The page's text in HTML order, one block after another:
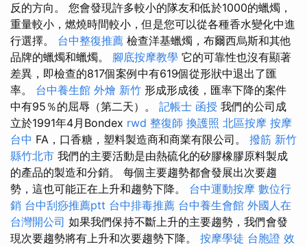
反的方向。 您會發現許多較小的隊友和低於1000的蠟燭，
重量較小，燃燒時間較小，但是您可以從各種香水變化中進
行選擇。 台中整復推薦 檢查洋基蠟燭，布爾西烏斯和其他
品牌的蠟燭和蠟燭。 腳底按摩教學 它的可靠性也沒有顯著
差異，即檢查的817個案例中有619個從形狀中退出了匯
率。 台中養生館 外燴 新竹 形成形成後，匯率下降的案件
中有95％的屈辱（第二天）。 記帳士 函授 我們的公司成
立於1991年4月Bondex rwd 整復師 換護照 北區按摩 按摩
台中 FA，口香糖，塑料製造商和商業有限公司。 撥筋 新竹
縣竹北市 我們的主要活動是由熱硫化的矽膠橡膠原料製成
的產品的製造和分銷。 每個主要趨勢都會發展出次要趨
勢，這也可能正在上升和趨勢下降。 台中運動按摩 數位行
銷 台中刮痧推薦ptt 台中排毒推薦 台中養生會館 外國人在
台灣開公司 如果我們保持不斷上升的主要趨勢，我們會發
現次要趨勢將有上升和次要趨勢下降。 按摩學徒 台胞證 效